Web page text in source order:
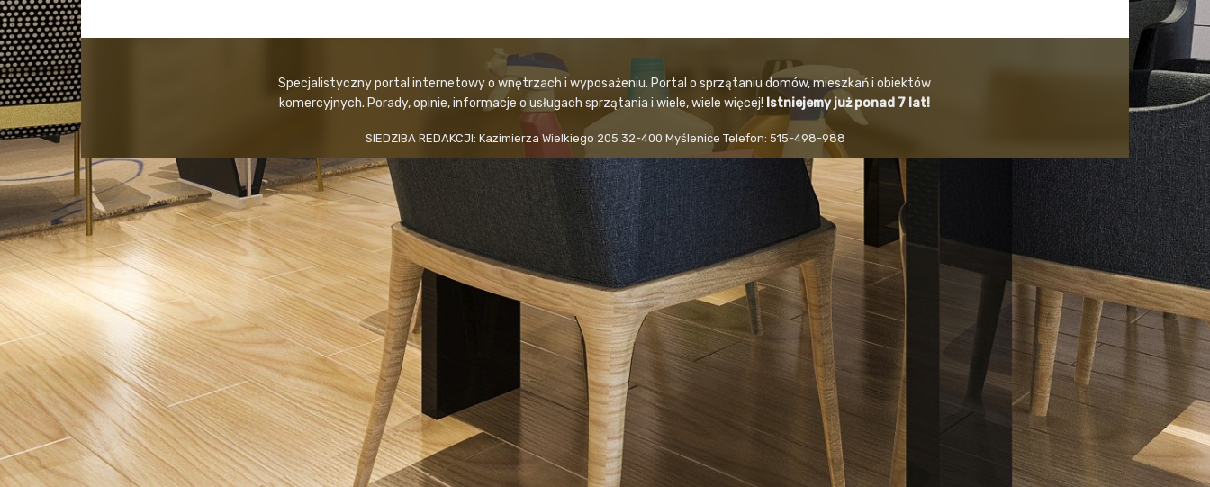
Specjalistyczny portal internetowy o wnętrzach i wyposażeniu. Portal o sprzątaniu domów, mieszkań i obiektów
komercyjnych. Porady, opinie, informacje o usługach sprzątania i wiele, wiele więcej! Istniejemy już ponad 7 lat!
SIEDZIBA REDAKCJI: Kazimierza Wielkiego 205 32-400 Myślenice Telefon: 515-498-988